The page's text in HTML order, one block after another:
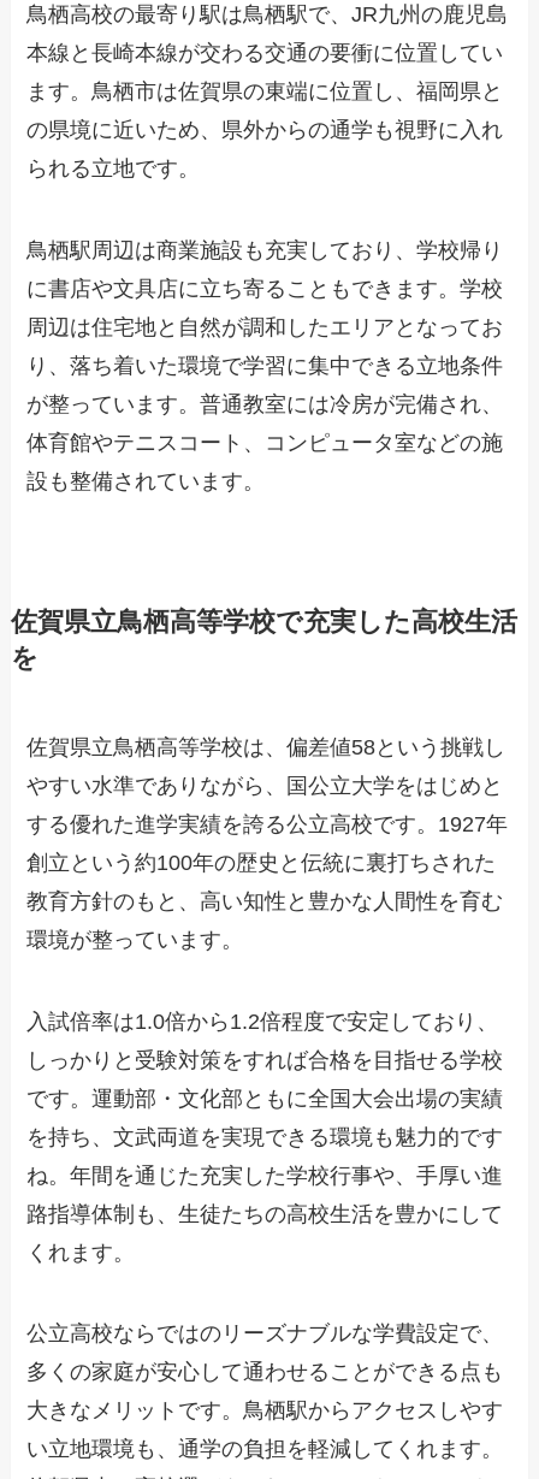
鳥栖高校の最寄り駅は鳥栖駅で、JR九州の鹿児島
本線と長崎本線が交わる交通の要衝に位置してい
ます。鳥栖市は佐賀県の東端に位置し、福岡県と
の県境に近いため、県外からの通学も視野に入れ
られる立地です。
鳥栖駅周辺は商業施設も充実しており、学校帰り
に書店や文具店に立ち寄ることもできます。学校
周辺は住宅地と自然が調和したエリアとなってお
り、落ち着いた環境で学習に集中できる立地条件
が整っています。普通教室には冷房が完備され、
体育館やテニスコート、コンピュータ室などの施
設も整備されています。
佐賀県立鳥栖高等学校で充実した高校生活
を
佐賀県立鳥栖高等学校は、偏差値58という挑戦し
やすい水準でありながら、国公立大学をはじめと
する優れた進学実績を誇る公立高校です。1927年
創立という約100年の歴史と伝統に裏打ちされた
教育方針のもと、高い知性と豊かな人間性を育む
環境が整っています。
入試倍率は1.0倍から1.2倍程度で安定しており、
しっかりと受験対策をすれば合格を目指せる学校
です。運動部・文化部ともに全国大会出場の実績
を持ち、文武両道を実現できる環境も魅力的です
ね。年間を通じた充実した学校行事や、手厚い進
路指導体制も、生徒たちの高校生活を豊かにして
くれます。
公立高校ならではのリーズナブルな学費設定で、
多くの家庭が安心して通わせることができる点も
大きなメリットです。鳥栖駅からアクセスしやす
い立地環境も、通学の負担を軽減してくれます。